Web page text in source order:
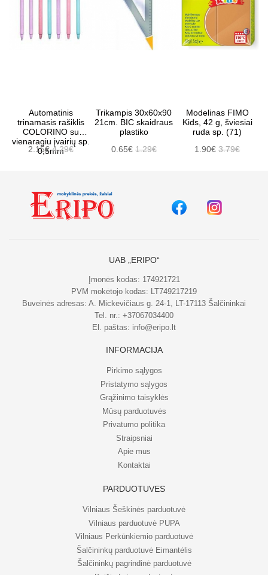
Automatinis
trinamasis rašiklis
COLORINO su
vienaragiu įvairių sp.
0,5mm
2.15€4.29€
Trikampis 30x60x90
21cm. BIC skaidraus
plastiko
0.65€ 1.29€
Modelinas FIMO
Kids, 42 g, šviesiai
ruda sp. (71)
1.90€3.79€
UAB „ERIPO“
Įmonės kodas: 174921721
PVM mokėtojo kodas: LT749217219
Buveinės adresas: A. Mickevičiaus g. 24-1, LT-17113 Šalčininkai
Tel. nr.: +37067034400
El. paštas: info@eripo.lt
INFORMACIJA
Pirkimo sąlygos
Pristatymo sąlygos
Grąžinimo taisyklės
Mūsų parduotuvės
Privatumo politika
Straipsniai
Apie mus
Kontaktai
PARDUOTUVĖS
Vilniaus Šeškinės parduotuvė
Vilniaus parduotuvė PUPA
Vilniaus Perkūnkiemio parduotuvė
Šalčininkų parduotuvė Eimantėlis
Šalčininkų pagrindinė parduotuvė